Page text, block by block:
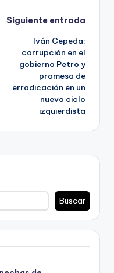
Siguiente entrada
Iván Cepeda:
corrupción en el
gobierno Petro y
promesa de
erradicación en un
nuevo ciclo
izquierdista
Buscar